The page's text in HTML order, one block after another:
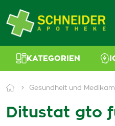
KATEGORIEN
Gesundheit und
Ditustat gto